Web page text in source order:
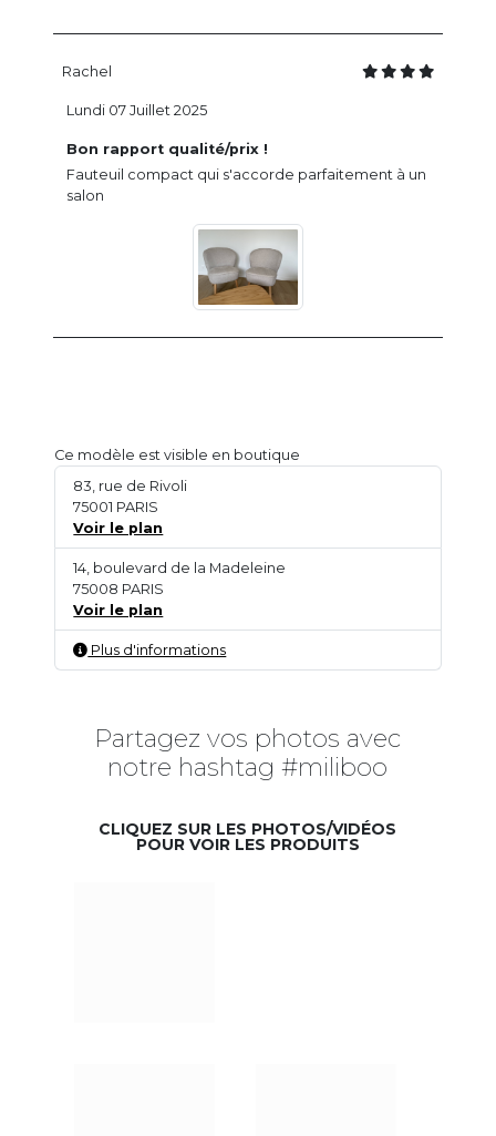
Rachel
Bon rapport qualité/prix !
Fauteuil compact qui s'accorde parfaitement à un
salon
Lundi 07 Juillet 2025
Ce modèle est visible en boutique
83, rue de Rivoli
75001 PARIS
Voir le plan
14, boulevard de la Madeleine
75008 PARIS
Voir le plan
Plus d'informations
Partagez vos photos avec
notre hashtag #miliboo
CLIQUEZ SUR LES PHOTOS/VIDÉOS
POUR VOIR LES PRODUITS